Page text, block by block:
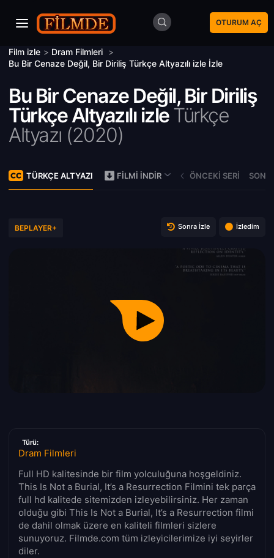
OTURUM AÇ
Film izle > Dram Filmleri >
Bu Bir Cenaze Değil, Bir Diriliş Türkçe Altyazılı izle İzle
Bu Bir Cenaze Değil, Bir Diriliş
Türkçe Altyazılı izleTürkçe
Altyazı (2020)
TÜRKÇE ALTYAZI FILMI İNDIR ÖNCEKI SERI
BEPLAYER+ Sonra İzle İzledim
Türü:
Dram Filmleri
Full HD kalitesinde bir film yolculuğuna hoşgeldiniz.
This Is Not a Burial, It’s a Resurrection Filmini tek parça
full hd kalitede sitemizden izleyebilirsiniz. Her zaman
olduğu gibi This Is Not a Burial, It’s a Resurrection filmi
de dahil olmak üzere en kaliteli filmleri sizlere
sunuyoruz. Filmde.com tüm izleyicilerimize iyi seyirler
diler.